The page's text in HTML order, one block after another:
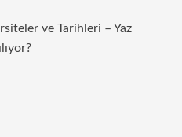
ve Tarihleri – Yaz